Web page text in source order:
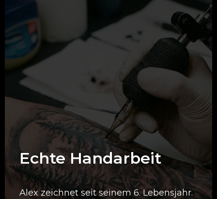
Echte Handarbeit
Alex zeichnet seit seinem 6. Lebensjahr.